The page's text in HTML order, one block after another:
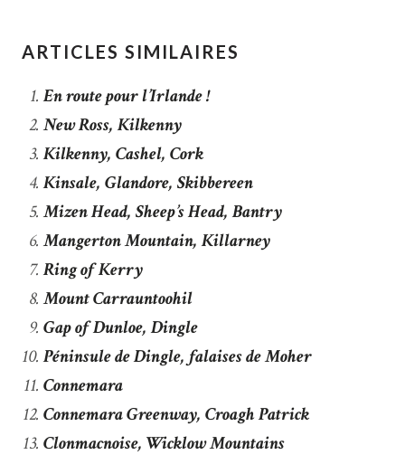
ARTICLES SIMILAIRES
En route pour l’Irlande !
New Ross, Kilkenny
Kilkenny, Cashel, Cork
Kinsale, Glandore, Skibbereen
Mizen Head, Sheep’s Head, Bantry
Mangerton Mountain, Killarney
Ring of Kerry
Mount Carrauntoohil
Gap of Dunloe, Dingle
Péninsule de Dingle, falaises de Moher
Connemara
Connemara Greenway, Croagh Patrick
Clonmacnoise, Wicklow Mountains